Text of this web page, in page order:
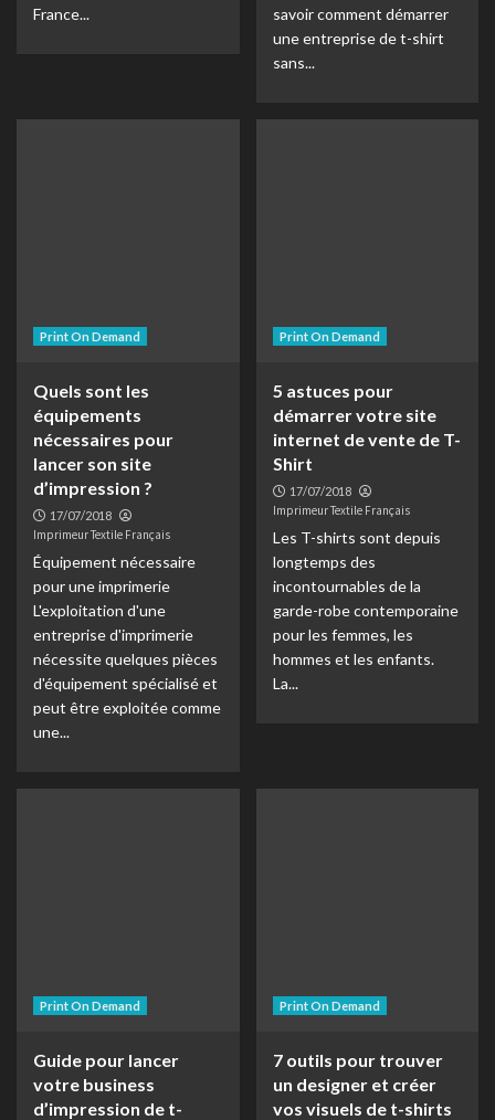
France...
savoir comment démarrer
une entreprise de t-shirt
sans...
Print On Demand
Quels sont les
équipements
nécessaires pour
lancer son site
d’impression ?
17/07/2018
Imprimeur Textile Français
Équipement nécessaire
pour une imprimerie
L'exploitation d'une
entreprise d'imprimerie
nécessite quelques pièces
d'équipement spécialisé et
peut être exploitée comme
une...
Print On Demand
5 astuces pour
démarrer votre site
internet de vente de T-
Shirt
17/07/2018
Imprimeur Textile Français
Les T-shirts sont depuis
longtemps des
incontournables de la
garde-robe contemporaine
pour les femmes, les
hommes et les enfants.
La...
Print On Demand
Guide pour lancer
votre business
d’impression de t-
Print On Demand
7 outils pour trouver
un designer et créer
vos visuels de t-shirts